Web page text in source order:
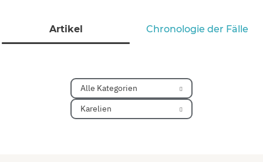
Artikel Chronologie der Fälle
Alle Kategorien
Karelien